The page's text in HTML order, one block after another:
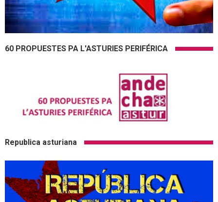
60 PROPUESTES PA L'ASTURIES PERIFÉRICA
Republica asturiana